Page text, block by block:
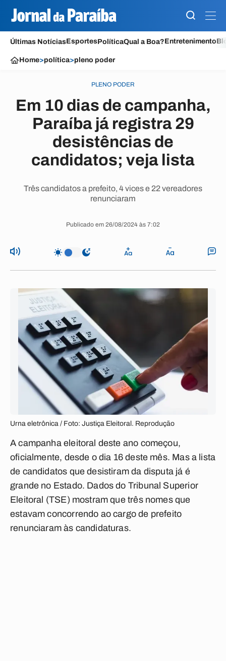
Últimas NotíciasEsportesPolíticaQual a Boa?Entretenimento
Home>política>pleno poder
PLENO PODER
Em 10 dias de campanha,
Paraíba já registra 29
desistências de
candidatos; veja lista
Três candidatos a prefeito, 4 vices e 22 vereadores
renunciaram
Publicado em 26/08/2024 às 7:02
Urna eletrônica / Foto: Justiça Eleitoral. Reprodução
A campanha eleitoral deste ano começou,
oficialmente, desde o dia 16 deste mês. Mas a lista
de candidatos que desistiram da disputa já é
grande no Estado. Dados do Tribunal Superior
Eleitoral (TSE) mostram que três nomes que
estavam concorrendo ao cargo de prefeito
renunciaram às candidaturas.